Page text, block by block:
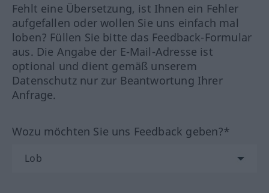
Fehlt eine Übersetzung, ist Ihnen ein Fehler
aufgefallen oder wollen Sie uns einfach mal
loben? Füllen Sie bitte das Feedback-Formular
aus. Die Angabe der E-Mail-Adresse ist
optional und dient gemäß unserem
Datenschutz nur zur Beantwortung Ihrer
Anfrage.
Wozu möchten Sie uns Feedback geben?*